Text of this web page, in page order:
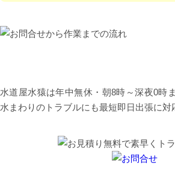
水道屋水猿は年中無休・朝8時～深夜0時
水まわりのトラブルにも最短即日出張に対